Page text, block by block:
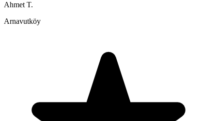
Ahmet T.
Arnavutköy